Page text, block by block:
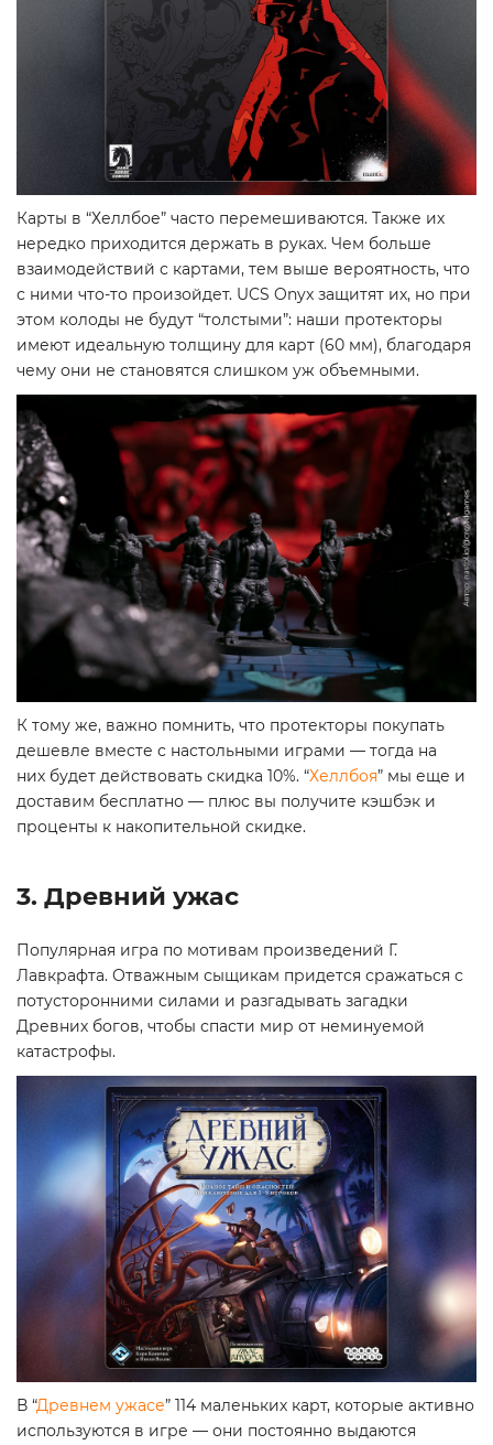
Карты в “Хеллбое” часто перемешиваются. Также их
нередко приходится держать в руках. Чем больше
взаимодействий с картами, тем выше вероятность, что
с ними что-то произойдет. UCS Onyx защитят их, но при
этом колоды не будут “толстыми”: наши протекторы
имеют идеальную толщину для карт (60 мм), благодаря
чему они не становятся слишком уж объемными.
К тому же, важно помнить, что протекторы покупать
дешевле вместе с настольными играми — тогда на
них будет действовать скидка 10%. “Хеллбоя” мы еще и
доставим бесплатно — плюс вы получите кэшбэк и
проценты к накопительной скидке.
3. Древний ужас
Популярная игра по мотивам произведений Г.
Лавкрафта. Отважным сыщикам придется сражаться с
потусторонними силами и разгадывать загадки
Древних богов, чтобы спасти мир от неминуемой
катастрофы.
В “Древнем ужасе” 114 маленьких карт, которые активно
используются в игре — они постоянно выдаются